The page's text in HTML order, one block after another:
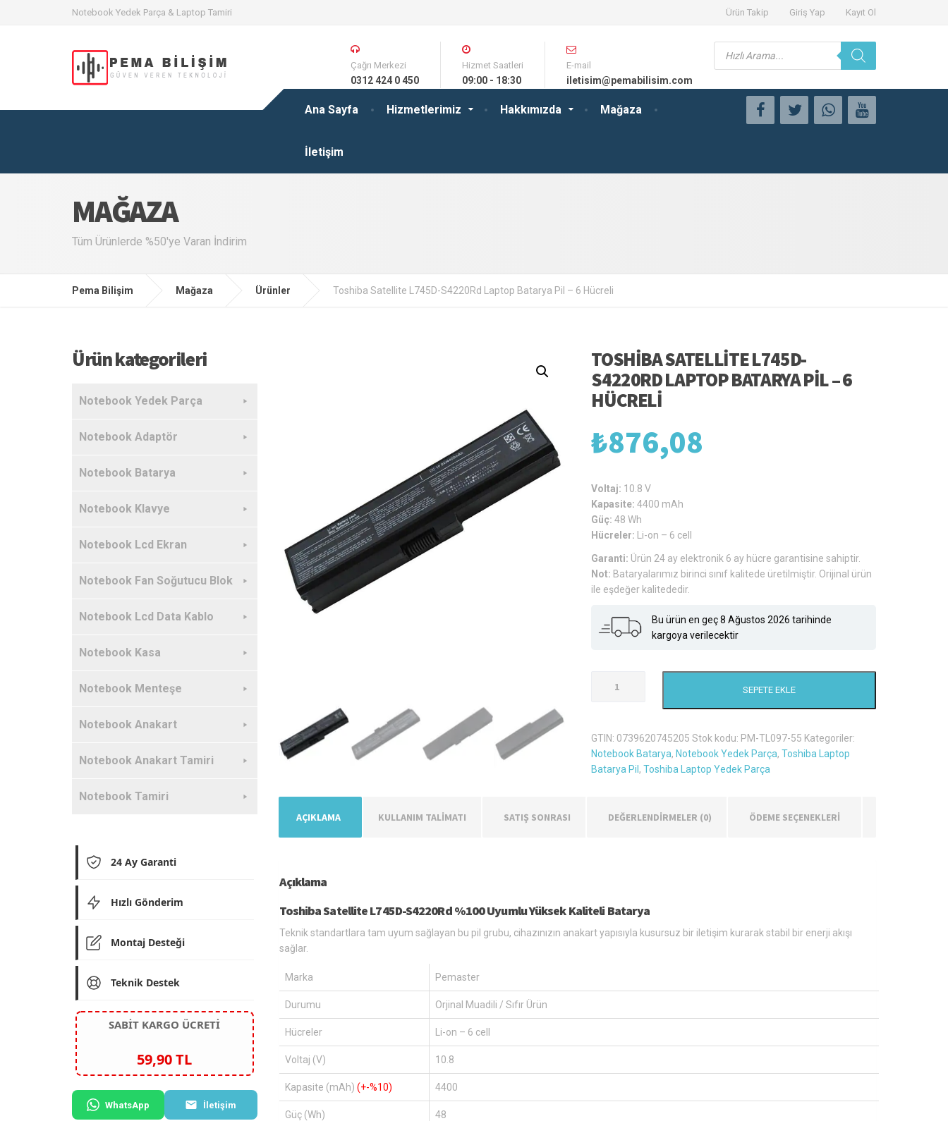
Notebook Yedek Parça & Laptop Tamiri Ürün Takip Giriş Yap Kayıt Ol
Ana Sayfa Hizmetlerimiz Hakkımızda Mağaza
İletişim
Çağrı Merkezi
0312 424 0 450
Hizmet Saatleri
09:00 - 18:30
E-mail
iletisim@pemabilisim.com
Products
search
MAĞAZA
Tüm Ürünlerde %50'ye Varan İndirim
Pema Bilişim Mağaza Ürünler Toshiba Satellite L745D-S4220Rd Laptop Batarya Pil – 6 Hücreli
TOSHIBA SATELLITE L745D-
S4220RD LAPTOP BATARYA PIL – 6
HÜCRELI
₺876,08
Voltaj: 10.8 V
Kapasite:4400 mAh
Güç:48 Wh
Hücreler:
Li-on – 6 cell
Garanti: Ürün 24 ay elektronik 6 ay hücre garantisine sahiptir.
Not: Bataryalarımız birinci sınıf kalitede üretilmiştir. Orijinal ürün
ile eşdeğer kalitededir.
Bu ürün en geç 8 Ağustos 2026 tarihinde
kargoya verilecektir
Satellite
Laptop
Batarya
Pil
Hücreli
SEPETE EKLE
GTIN: 0739620745205 Stok kodu: PM-TL097-55 Kategoriler:
Notebook Batarya, Notebook Yedek Parça,Toshiba Laptop
Batarya Pil ,Toshiba Laptop Yedek Parça
AÇIKLAMA KULLANIM TALİMATI SATIŞ SONRASI DEĞERLENDIRMELER (0) ÖDEME SEÇENEKLERİ
Açıklama
Toshiba Satellite L745D-S4220Rd %100 Uyumlu Yüksek Kaliteli Batarya
Teknik standartlara tam uyum sağlayan bu pil grubu, cihazınızın anakart yapısıyla kusursuz bir iletişim kurarak stabil bir enerji akışı
sağlar.
Marka Pemaster
Durumu Orjinal Muadili / Sıfır Ürün
Hücreler Li-on – 6 cell
Voltaj (V) 10.8
Kapasite (mAh) (+-%10) 4400
Güç (Wh) 48
Ürün kategorileri
Notebook Yedek Parça
Notebook Adaptör
Notebook Batarya
Notebook Klavye
Notebook Lcd Ekran
Notebook Fan Soğutucu Blok
Notebook Lcd Data Kablo
Notebook Kasa
Notebook Menteşe
Notebook Anakart
Notebook Anakart Tamiri
Notebook Tamiri
24 Ay Garanti
Hızlı Gönderim
Montaj Desteği
Teknik Destek
SABİT KARGO ÜCRETİ
59,90 TL
WhatsApp İletişim